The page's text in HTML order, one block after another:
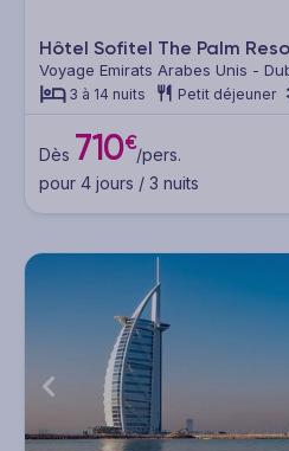
Hôtel Sofitel The Palm
Voyage Emirats Arabes Unis -
3 à 14 nuits Petit déjeuner
Dès 710€/pers.
pour 4 jours / 3 nuits